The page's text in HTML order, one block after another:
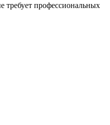
требует профессиональных